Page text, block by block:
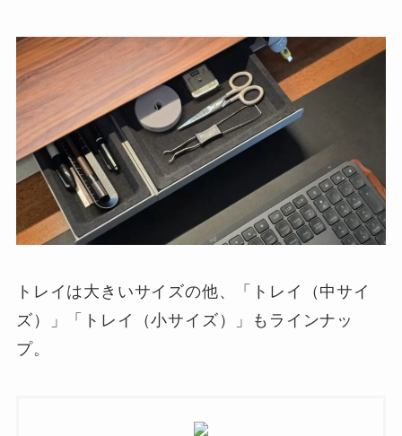
トレイは大きいサイズの他、「トレイ（中サイ
ズ）」「トレイ（小サイズ）」もラインナッ
プ。